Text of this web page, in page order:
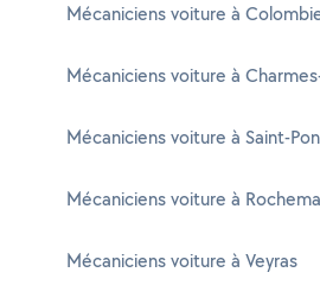
Mécaniciens voiture à
Mécaniciens voiture à
Mécaniciens voiture à Saint-
Mécaniciens voiture à
Mécaniciens voiture à Veyras